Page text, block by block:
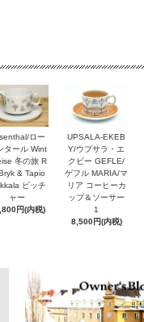
ロー
タール Wint
冬の旅 R
& Tapio
ピッチ
ャー
円(内税)
UPSALA-EKEB
Y/ウプサラ・エ
クビー GEFLE/
ゲフル MARIA/マ
リア コーヒーカ
ップ＆ソーサー
1
8,500円(内税)